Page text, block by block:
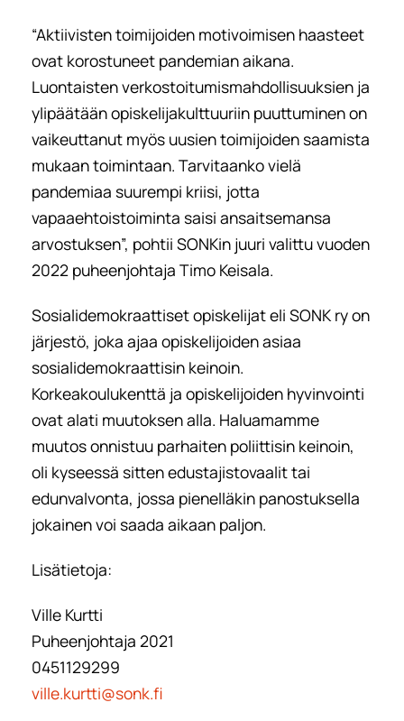
“Aktiivisten toimijoiden motivoimisen haasteet
ovat korostuneet pandemian aikana.
Luontaisten verkostoitumismahdollisuuksien ja
ylipäätään opiskelijakulttuuriin puuttuminen on
vaikeuttanut myös uusien toimijoiden saamista
mukaan toimintaan. Tarvitaanko vielä
pandemiaa suurempi kriisi, jotta
vapaaehtoistoiminta saisi ansaitsemansa
arvostuksen”, pohtii SONKin juuri valittu vuoden
2022 puheenjohtaja Timo Keisala.
Sosialidemokraattiset opiskelijat eli SONK ry on
järjestö, joka ajaa opiskelijoiden asiaa
sosialidemokraattisin keinoin.
Korkeakoulukenttä ja opiskelijoiden hyvinvointi
ovat alati muutoksen alla. Haluamamme
muutos onnistuu parhaiten poliittisin keinoin,
oli kyseessä sitten edustajistovaalit tai
edunvalvonta, jossa pienelläkin panostuksella
jokainen voi saada aikaan paljon.
Lisätietoja:
Ville Kurtti
Puheenjohtaja 2021
0451129299
ville.kurtti@sonk.fi